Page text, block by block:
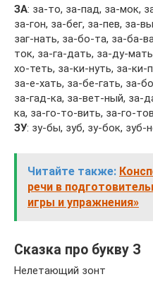
ЗА: за-то, за-пад, за-мок,
за-гон, за-бег, за-пев, за-
заг-нать, за-бо-та, за-ба-
ток, за-га-дать, за-ду-
хо-теть, за-ки-нуть, за-ки-
за-е-хать, за-бе-гать, за-
за-гад-ка, за-вет-ный, за-
ка, за-го-то-вить, за-го-
ЗУ: зу-бы, зуб, зу-бок, зуб-
Читайте также:
речи в
игры и упражнения»
Сказка про букву З
Нелетающий зонт